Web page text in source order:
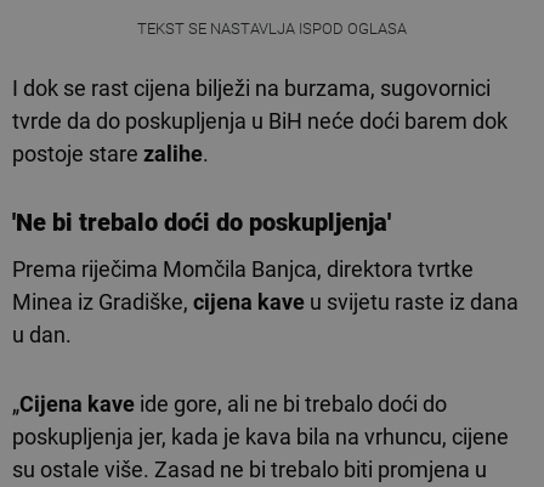
TEKST SE NASTAVLJA ISPOD OGLASA
I dok se rast cijena bilježi na burzama, sugovornici
tvrde da do poskupljenja u BiH neće doći barem dok
postoje stare zalihe.
'Ne bi trebalo doći do poskupljenja'
Prema riječima Momčila Banjca, direktora tvrtke
Minea iz Gradiške, cijena kave u svijetu raste iz dana
u dan.
„Cijena kave ide gore, ali ne bi trebalo doći do
poskupljenja jer, kada je kava bila na vrhuncu, cijene
su ostale više. Zasad ne bi trebalo biti promjena u